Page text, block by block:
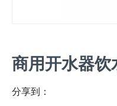
商用开水器饮
分享到：